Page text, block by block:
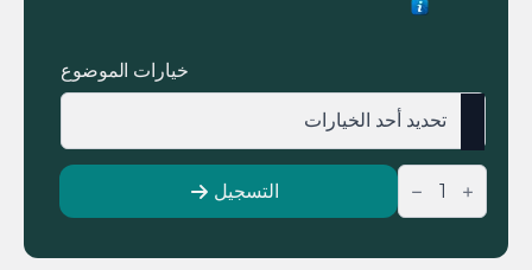
خيارات الموضوع
كمية
Academic
STEM
التسجيل